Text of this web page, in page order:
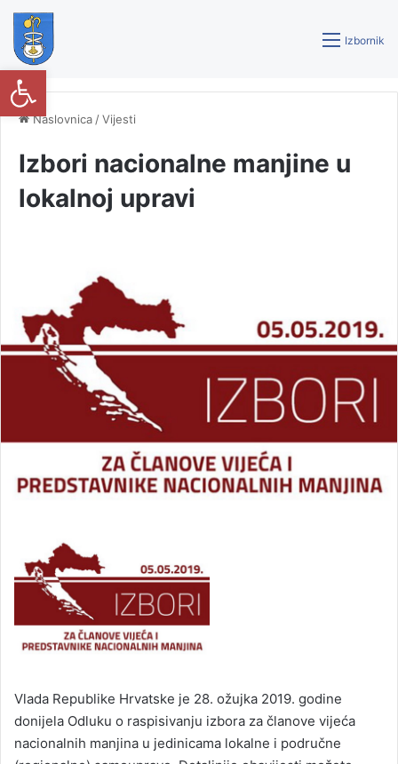
Izbornik
Naslovnica /Vijesti
Izbori nacionalne manjine u
lokalnoj upravi
Vlada Republike Hrvatske je 28. ožujka 2019. godine
donijela Odluku o raspisivanju izbora za članove vijeća
nacionalnih manjina u jedinicama lokalne i područne
Open toolbar